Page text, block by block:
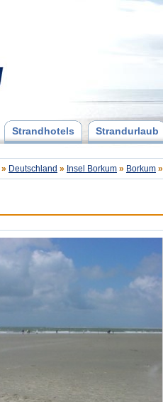
Strandhotels Strandurlaub
» Deutschland » Insel Borkum » Borkum »